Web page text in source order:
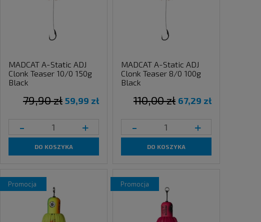
MADCAT A-Static ADJ
Clonk Teaser 10/0 150g
Black
59,99 zł
79,90 zł
- +
DO KOSZYKA
MADCAT A-Static ADJ
Clonk Teaser 8/0 100g
Black
67,29 zł
110,00 zł
- +
DO KOSZYKA
promocja promocja